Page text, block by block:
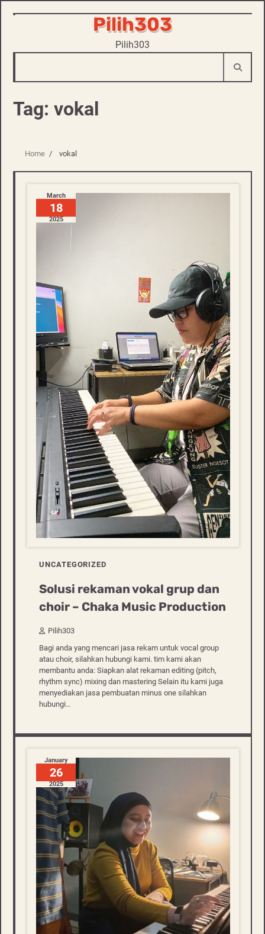
Skip
Pilih303
Pilih303
Tag: vokal
Home vokal
March
18
2025
UNCATEGORIZED
Solusi rekaman vokal grup dan
choir – Chaka Music Production
Pilih303
Bagi anda yang mencari jasa rekam untuk vocal group
atau choir, silahkan hubungi kami. tim kami akan
membantu anda: Siapkan alat rekaman editing (pitch,
rhythm sync) mixing dan mastering Selain itu kami juga
menyediakan jasa pembuatan minus one silahkan
hubungi…
January
26
2025